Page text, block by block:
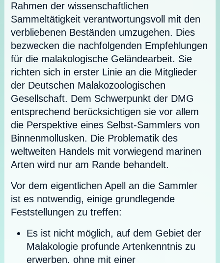
Rahmen der wissenschaftlichen
Sammeltätigkeit verantwortungsvoll mit den
verbliebenen Beständen umzugehen. Dies
bezwecken die nachfolgenden Empfehlungen
für die malakologische Geländearbeit. Sie
richten sich in erster Linie an die Mitglieder
der Deutschen Malakozoologischen
Gesellschaft. Dem Schwerpunkt der DMG
entsprechend berücksichtigen sie vor allem
die Perspektive eines Selbst-Sammlers von
Binnenmollusken. Die Problematik des
weltweiten Handels mit vorwiegend marinen
Arten wird nur am Rande behandelt.
Vor dem eigentlichen Apell an die Sammler
ist es notwendig, einige grundlegende
Feststellungen zu treffen:
Es ist nicht möglich, auf dem Gebiet der
Malakologie profunde Artenkenntnis zu
erwerben, ohne mit einer